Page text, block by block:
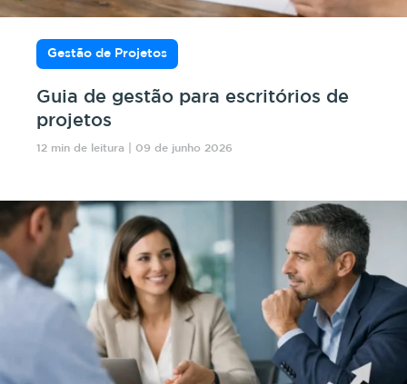
Gestão de Projetos
Guia de gestão para escritórios de
projetos
12 min de leitura | 09 de junho 2026